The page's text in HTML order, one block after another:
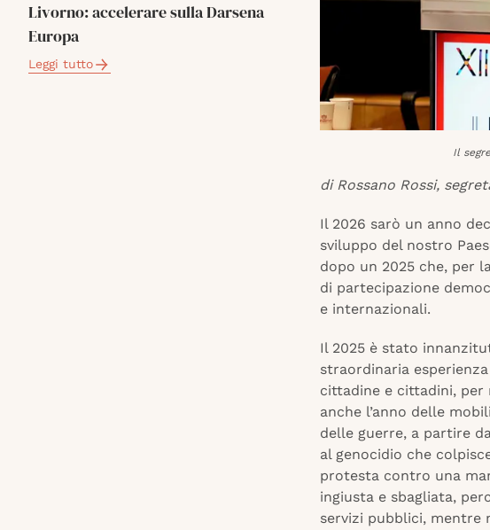
Livorno: accelerare sulla Darsena
Europa
Leggi tutto
Il
di Rossano Rossi,
Il 2026 sarò un anno
sviluppo del nostro
dopo un 2025 che, per
di partecipazione
e internazionali.
Il 2025 è stato
straordinaria
cittadine e cittadini,
anche l’anno delle
delle guerre, a partire
al genocidio che
protesta contro una
ingiusta e sbagliata,
servizi pubblici, mentre